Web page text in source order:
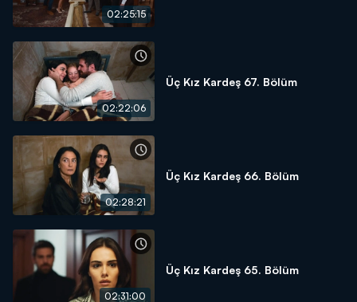
02:25:15
02:22:06
Üç Kız Kardeş 67. Bölüm
02:28:21
Üç Kız Kardeş 66. Bölüm
02:31:00
Üç Kız Kardeş 65. Bölüm